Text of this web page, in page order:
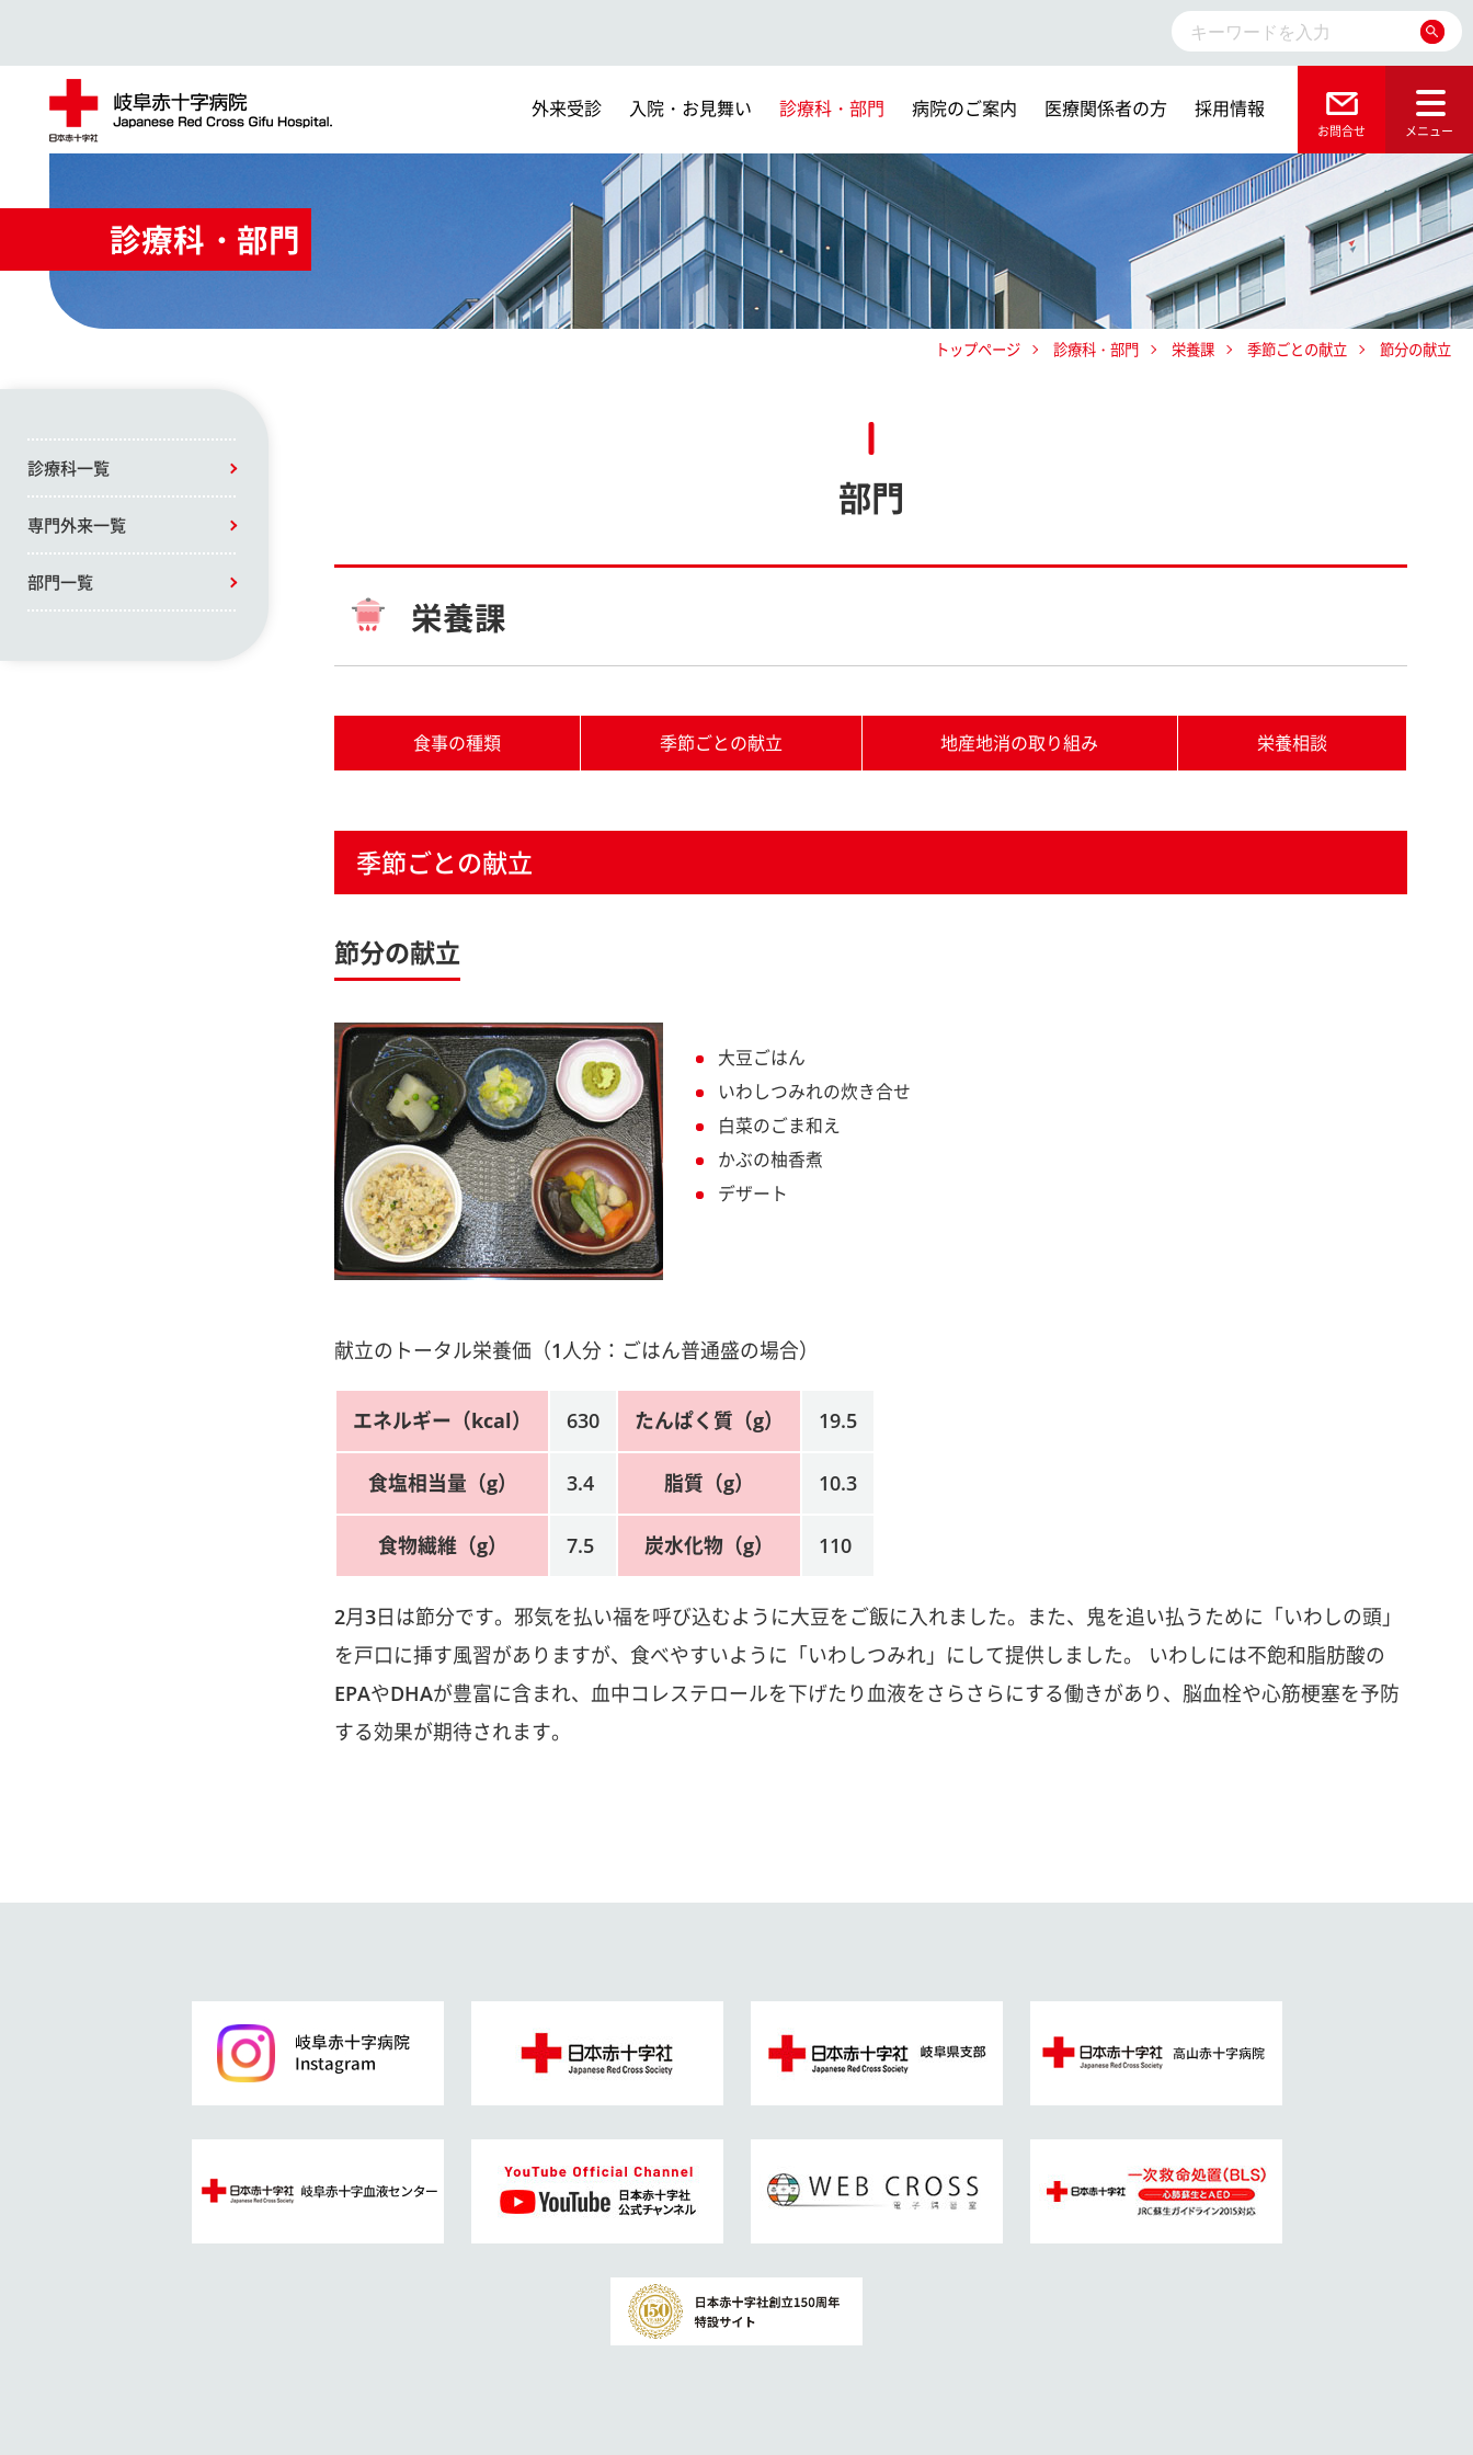
外来受診 入院・お見舞い 診療科・部門 病院のご案内 医療関係者の方 採用情報
診療科・部門
トップページ 診療科・部門 栄養課 季節ごとの献立 節分の献立
部門
栄養課
食事の種類 季節ごとの献立 地産地消の取り組み 栄養相談
季節ごとの献立
節分の献立
大豆ごはん
いわしつみれの炊き合せ
白菜のごま和え
かぶの柚香煮
デザート
献立のトータル栄養価（1人分：ごはん普通盛の場合）
エネルギー（kcal） 630 たんぱく質（g） 19.5
食塩相当量（g） 3.4 脂質（g） 10.3
食物繊維（g） 7.5 炭水化物（g） 110
2月3日は節分です。邪気を払い福を呼び込むように大豆をご飯に入れました。また、鬼を追い払うために「いわしの頭」
を戸口に挿す風習がありますが、食べやすいように「いわしつみれ」にして提供しました。 いわしには不飽和脂肪酸の
EPAやDHAが豊富に含まれ、血中コレステロールを下げたり血液をさらさらにする働きがあり、脳血栓や心筋梗塞を予防
する効果が期待されます。
診療科一覧
専門外来一覧
部門一覧